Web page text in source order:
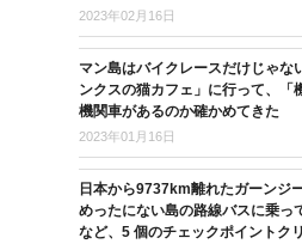
2023年02月16日
マン島はバイクレースだけじゃな
ンクスの猫カフェ」に行って、「
機関車があるのか確かめてきた
2023年01月16日
日本から9737km離れたガーンジ
めったにない島の路線バスに乗っ
など、5 個のチェックポイントク